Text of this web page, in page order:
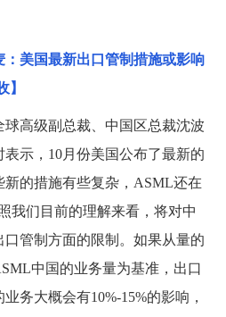
：美国最新出口管制措施或影响
】
高级副总裁、中国区总裁沈波
示， 10月份美国公布了最新的
的措施有些复杂，ASML还在
我们目前的理解来看，将对中
管制方面的限制。如果从量的
中国的业务量为基准，出口
务大概会有10%-15%的影响，